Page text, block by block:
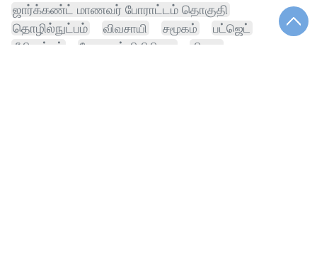
ஜார்க்கண்ட் மாணவர் போராட்டம் தொகுதி
தொழில்நுட்பம்
விவசாயி சமூகம்
பட்ஜெட்
நீதிமன்றம்
வேளாண் நிதிநிலை
திமுக